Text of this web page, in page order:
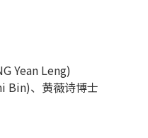
Yean Leng)
Bin)、黄薇诗博士